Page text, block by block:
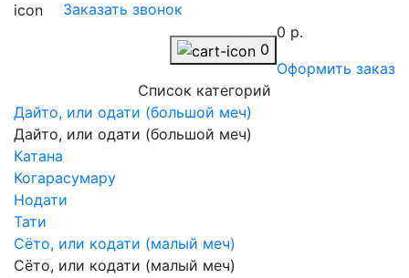
Заказать звонок
0
0 р.
Оформить заказ
Список категорий
Дайто, или одати (большой меч)
Дайто, или одати (большой меч)
Катана
Когарасумару
Нодати
Тати
Сёто, или кодати (малый меч)
Сёто, или кодати (малый меч)